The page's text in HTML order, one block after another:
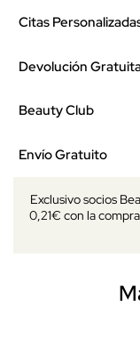
Citas
Devolución
Beauty Club
Envío Gratuito
Exclusivo socios
0,21€ con la